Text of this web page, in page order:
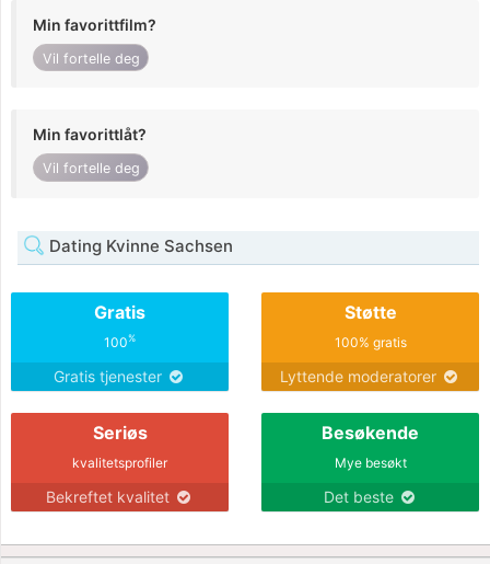
Min favorittfilm?
Vil fortelle deg
Min favorittlåt?
Vil fortelle deg
Dating Kvinne Sachsen
Gratis
100%
Gratis tjenester
Støtte
100% gratis
Lyttende moderatorer
Seriøs
kvalitetsprofiler
Bekreftet kvalitet
Besøkende
Mye besøkt
Det beste